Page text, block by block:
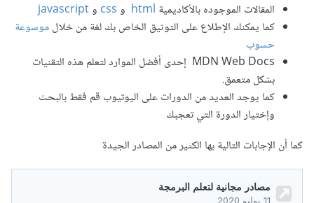
المقالات الموجوده بالأكاديمية html وcssوjavascript
كما يمكنك الإطلاع على التوثيق الخاص بك لغة من خلالموسوعة
حسوب
MDN Web Docs إحدى أفضل الموارد لتعلم هذه التقنيات
بشكل متعمق.
كما يوجد العديد من الدورات على اليوتيوب قم فقط بالبحث
وإختيار الدورة التي تعجبك
كما أن الإجابات التالية بها الكثير من المصادر الجيدة